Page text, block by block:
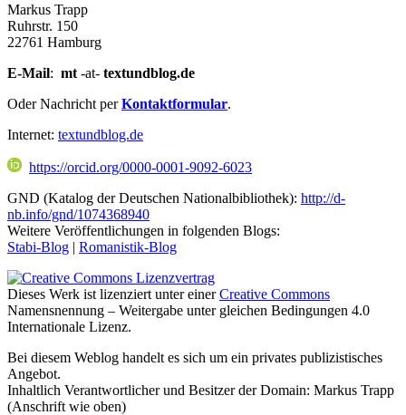
Markus Trapp
Ruhrstr. 150
22761 Hamburg
E-Mail: mt -at- textundblog.de
Oder Nachricht perKontaktformular.
Internet: textundblog.de
https://orcid.org/0000-0001-9092-6023
GND (Katalog der Deutschen Nationalbibliothek): http://d-
nb.info/gnd/1074368940
Weitere Veröffentlichungen in folgenden Blogs:
Stabi-Blog | Romanistik-Blog
Dieses Werk ist lizenziert unter einerCreative Commons
Namensnennung – Weitergabe unter gleichen Bedingungen 4.0
Internationale Lizenz.
Bei diesem Weblog handelt es sich um ein privates publizistisches
Angebot.
Inhaltlich Verantwortlicher und Besitzer der Domain: Markus Trapp
(Anschrift wie oben)